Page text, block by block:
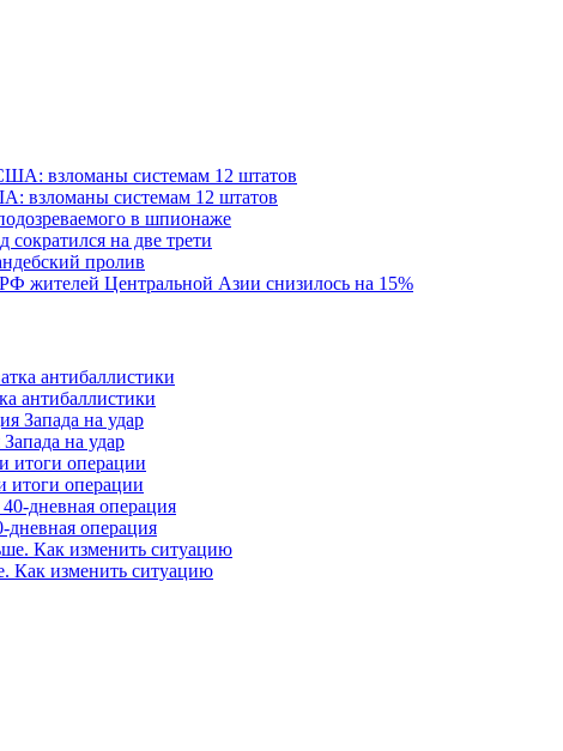
взломаны системам 12 штатов
в шпионаже
на две трети
пролив
жителей Центральной Азии снизилось на 15%
антибаллистики
на удар
итоги операции
дневная операция
Как изменить ситуацию